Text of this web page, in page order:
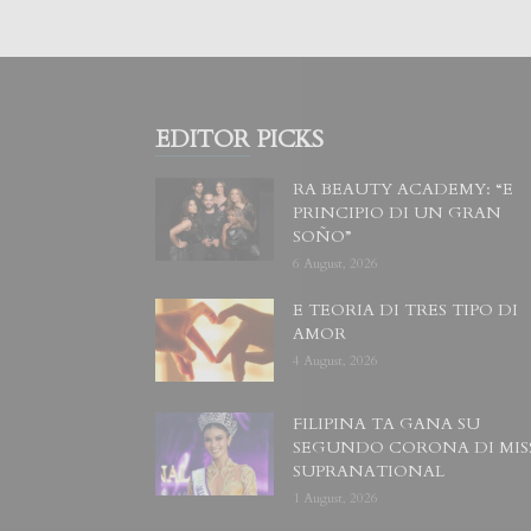
EDITOR PICKS
RA BEAUTY ACADEMY: “E
PRINCIPIO DI UN GRAN
SOÑO”
6 August, 2026
E TEORIA DI TRES TIPO DI
AMOR
4 August, 2026
FILIPINA TA GANA SU
SEGUNDO CORONA DI
SUPRANATIONAL
1 August, 2026